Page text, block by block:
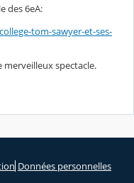
des 6eA:
tom-sawyer-et-ses-
merveilleux spectacle.
Données personnelles